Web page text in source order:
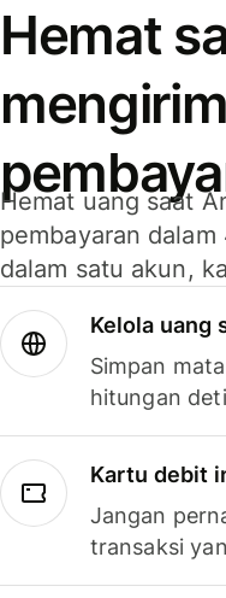
Hemat
Hemat uang saat
pembayaran
dalam satu akun,
Kelola uang
Simpan
hitungan
Kartu debit
Jangan
transaksi